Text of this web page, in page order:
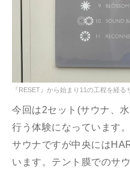
『RESET』から始まり11の工程を経る
今回は2セット(サウナ、
行う体験になっています。
サウナですが中央には
います。テント膜でのサ